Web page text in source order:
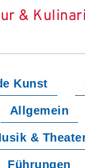
&
Kunst
Allgemein
&
Führungen